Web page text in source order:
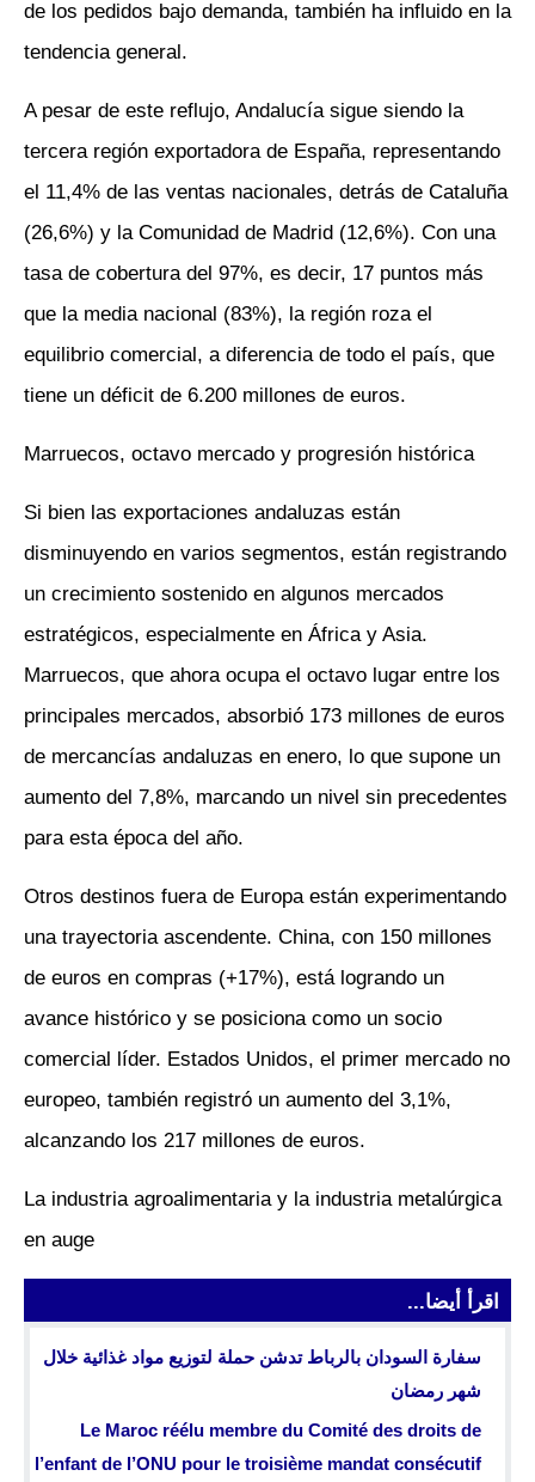
de los pedidos bajo demanda, también ha influido en la
tendencia general.
A pesar de este reflujo, Andalucía sigue siendo la
tercera región exportadora de España, representando
el 11,4% de las ventas nacionales, detrás de Cataluña
(26,6%) y la Comunidad de Madrid (12,6%). Con una
tasa de cobertura del 97%, es decir, 17 puntos más
que la media nacional (83%), la región roza el
equilibrio comercial, a diferencia de todo el país, que
tiene un déficit de 6.200 millones de euros.
Marruecos, octavo mercado y progresión histórica
Si bien las exportaciones andaluzas están
disminuyendo en varios segmentos, están registrando
un crecimiento sostenido en algunos mercados
estratégicos, especialmente en África y Asia.
Marruecos, que ahora ocupa el octavo lugar entre los
principales mercados, absorbió 173 millones de euros
de mercancías andaluzas en enero, lo que supone un
aumento del 7,8%, marcando un nivel sin precedentes
para esta época del año.
Otros destinos fuera de Europa están experimentando
una trayectoria ascendente. China, con 150 millones
de euros en compras (+17%), está logrando un
avance histórico y se posiciona como un socio
comercial líder. Estados Unidos, el primer mercado no
europeo, también registró un aumento del 3,1%,
alcanzando los 217 millones de euros.
La industria agroalimentaria y la industria metalúrgica
en auge
اقرأ أيضا...
سفارة السودان بالرباط تدشن حملة لتوزيع مواد غذائية خلال
شهر رمضان
Le Maroc réélu membre du Comité des droits de
l’enfant de l’ONU pour le troisième mandat consécutif